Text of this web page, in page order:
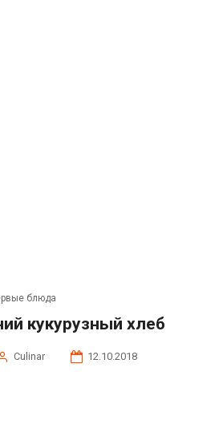
блюда
кукурузный хлеб
Сulinar
12.10.2018